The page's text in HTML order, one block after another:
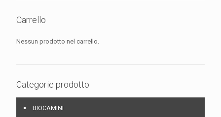
Carrello
Nessun prodotto nel carrello.
Categorie prodotto
BIOCAMINI